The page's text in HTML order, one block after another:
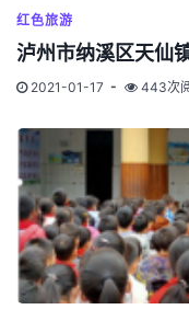
红色旅游
泸州市纳溪区天仙
2021-01-17 443次